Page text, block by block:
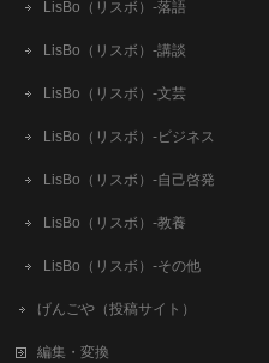
LisBo（リスボ）-落語
LisBo（リスボ）-講談
LisBo（リスボ）-文芸
LisBo（リスボ）-ビジネス
LisBo（リスボ）-自己啓発
LisBo（リスボ）-教養
LisBo（リスボ）-その他
げんごや（投稿サイト）
編集・変換